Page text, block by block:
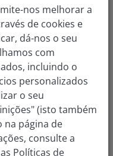
faça um
sucursais para
do carro com um
ou ajustar a
nos melhorar a
de cookies e
dá-nos o seu
com
incluindo o
personalizados
o seu
(isto também
na página de
consulte a
Políticas de